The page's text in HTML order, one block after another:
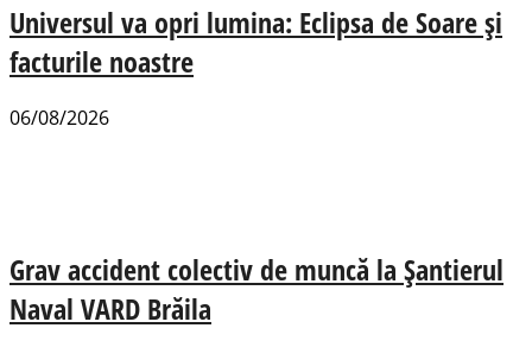
Universul va opri lumina: Eclipsa de Soare și
facturile noastre
06/08/2026
Grav accident colectiv de muncă la Șantierul
Naval VARD Brăila